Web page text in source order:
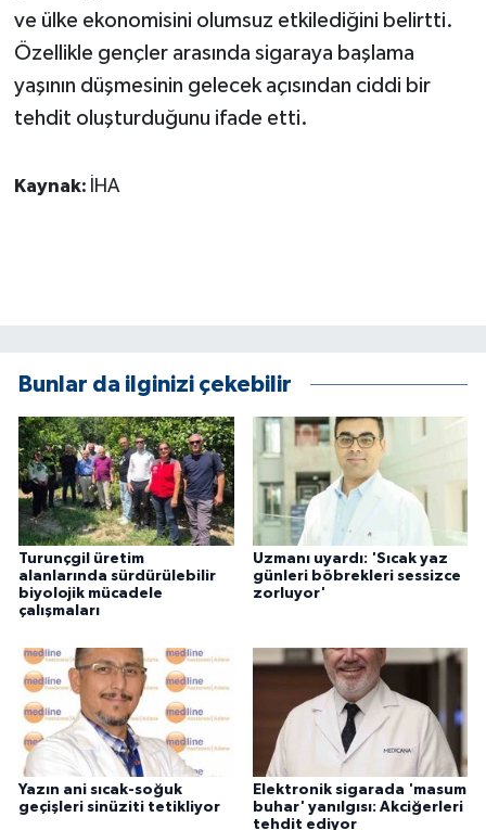
ve ülke ekonomisini olumsuz etkilediğini belirtti.
Özellikle gençler arasında sigaraya başlama
yaşının düşmesinin gelecek açısından ciddi bir
tehdit oluşturduğunu ifade etti.
Kaynak: İHA
Bunlar da ilginizi çekebilir
Turunçgil üretim
alanlarında sürdürülebilir
biyolojik mücadele
çalışmaları
Uzmanı uyardı: 'Sıcak yaz
günleri böbrekleri sessizce
zorluyor'
Yazın ani sıcak-soğuk
geçişleri sinüziti tetikliyor
Elektronik sigarada 'masum
buhar' yanılgısı: Akciğerleri
tehdit ediyor